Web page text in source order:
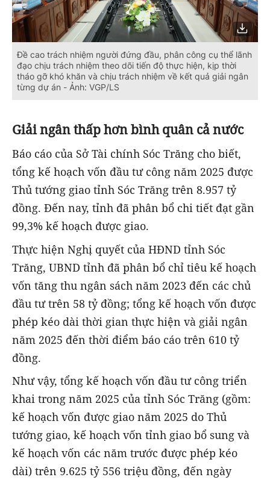
Đề cao trách nhiệm người đứng đầu, phân công cụ thể lãnh
đạo chịu trách nhiệm theo dõi tiến độ thực hiện, kịp thời
tháo gỡ khó khăn và chịu trách nhiệm về kết quả giải ngân
từng dự án - Ảnh: VGP/LS
Giải ngân thấp hơn bình quân cả nước
Báo cáo của Sở Tài chính Sóc Trăng cho biết,
tổng kế hoạch vốn đầu tư công năm 2025 được
Thủ tướng giao tỉnh Sóc Trăng trên 8.957 tỷ
đồng. Đến nay, tỉnh đã phân bổ chi tiết đạt gần
99,3% kế hoạch được giao.
Thực hiện Nghị quyết của HĐND tỉnh Sóc
Trăng, UBND tỉnh đã phân bổ chỉ tiêu kế hoạch
vốn tăng thu ngân sách năm 2023 đến các chủ
đầu tư trên 58 tỷ đồng; tổng kế hoạch vốn được
phép kéo dài thời gian thực hiện và giải ngân
năm 2025 đến thời điểm báo cáo trên 610 tỷ
đồng.
Như vậy, tổng kế hoạch vốn đầu tư công triển
khai trong năm 2025 của tỉnh Sóc Trăng (gồm:
kế hoạch vốn được giao năm 2025 do Thủ
tướng giao, kế hoạch vốn tỉnh giao bổ sung và
kế hoạch vốn các năm trước được phép kéo
dài) trên 9.625 tỷ 556 triệu đồng, đến ngày